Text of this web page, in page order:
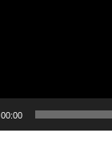
00:00